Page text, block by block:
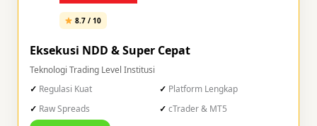
8.7 / 10
Eksekusi NDD & Super Cepat
Teknologi Trading Level Institusi
Regulasi Kuat
Platform Lengkap
Raw Spreads
cTrader & MT5